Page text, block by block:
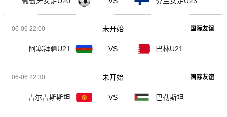
06-06 22:00 国际友谊
阿塞拜疆U21 VS 巴林U21
未开始
06-06 22:30 国际友谊
吉尔吉斯斯坦 VS 巴勒斯坦
未开始